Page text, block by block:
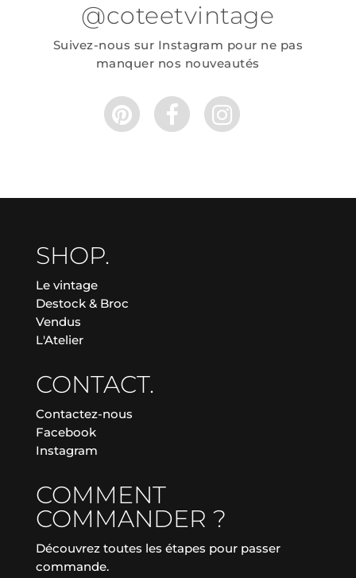
@coteetvintage
Suivez-nous sur Instagram pour ne pas
manquer nos nouveautés
SHOP.
Le vintage
Destock & Broc
Vendus
L'Atelier
CONTACT.
Contactez-nous
Facebook
Instagram
COMMENT
COMMANDER ?
Découvrez toutes les étapes pour passer
commande.